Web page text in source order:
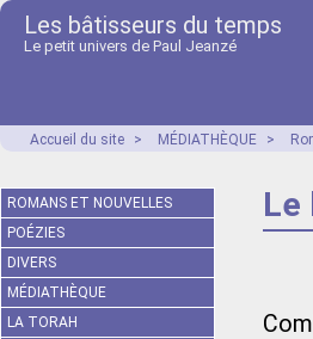
Les bâtisseurs du temps
Le petit univers de Paul Jeanzé
Accueil du site > MÉDIATHÈQUE >
Le
ROMANS ET NOUVELLES
POÉZIES
DIVERS
MÉDIATHÈQUE
LA TORAH